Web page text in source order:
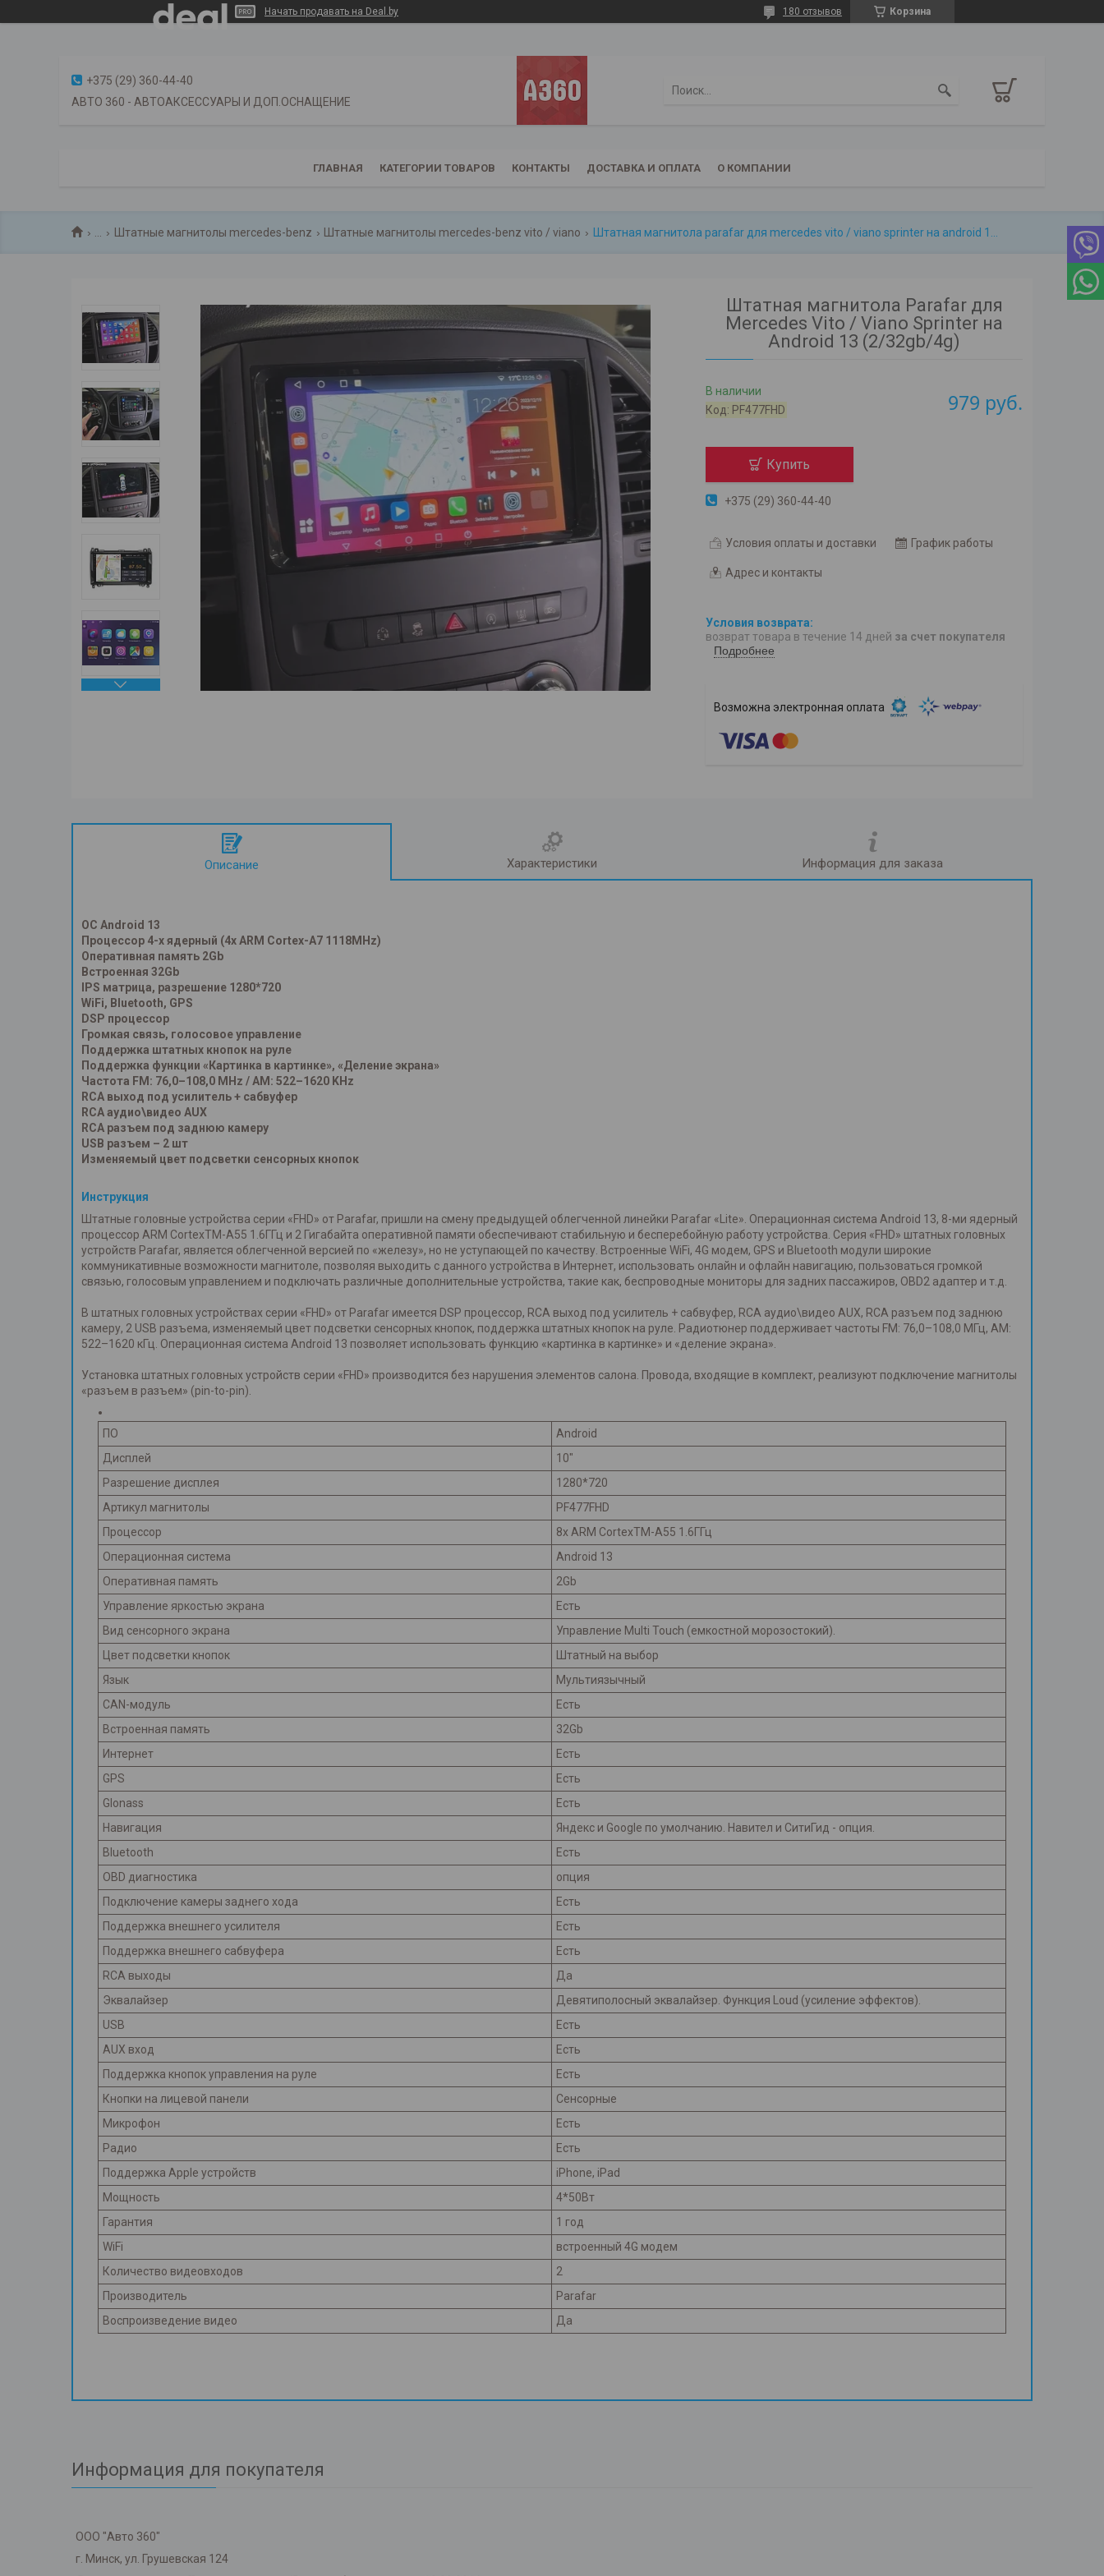
Начать продавать на Deal.by Корзина
180 отзывов
+375 (29) 360-44-40
АВТО 360 - АВТОАКСЕССУАРЫ И ДОП.ОСНАЩЕНИЕ
ГЛАВНАЯ КАТЕГОРИИ ТОВАРОВ КОНТАКТЫ ДОСТАВКА И ОПЛАТА О КОМПАНИИ
Штатные магнитолы mercedes-benz Штатные магнитолы mercedes-benz vito / viano
Штатная магнитола Parafar для
Mercedes Vito / Viano Sprinter на
Android 13 (2/32gb/4g)
В наличии
Код: PF477FHD 979 руб.
Купить
+375 (29) 360-44-40
Условия оплаты и доставки График работы
Адрес и контакты
возврат товара в течение 14 дней за счет покупателя
Подробнее
Описание Характеристики Информация для заказа
ОС Android 13
Процессор 4-x ядерный (4x ARM Cortex-A7 1118MHz)
Оперативная память 2Gb
Встроенная 32Gb
IPS матрица, разрешение 1280*720
WiFi, Bluetooth, GPS
DSP процессор
Громкая связь, голосовое управление
Поддержка штатных кнопок на руле
Поддержка функции «Картинка в картинке», «Деление экрана»
Частота FM: 76,0–108,0 MHz / AM: 522–1620 KHz
RCA выход под усилитель + сабвуфер
RCA аудио\видео AUX
RCA разъем под заднюю камеру
USB разъем – 2 шт
Изменяемый цвет подсветки сенсорных кнопок
Инструкция
Штатные головные устройства серии «FHD» от Parafar, пришли на смену предыдущей облегченной линейки Parafar «Lite». Операционная система Android 13, 8-ми ядерный
процессор ARM CortexTM-A55 1.6ГГц и 2 Гигабайта оперативной памяти обеспечивают стабильную и бесперебойную работу устройства. Серия «FHD» штатных головных
устройств Parafar, является облегченной версией по «железу», но не уступающей по качеству. Встроенные WiFi, 4G модем, GPS и Bluetooth модули широкие
коммуникативные возможности магнитоле, позволяя выходить с данного устройства в Интернет, использовать онлайн и офлайн навигацию, пользоваться громкой
связью, голосовым управлением и подключать различные дополнительные устройства, такие как, беспроводные мониторы для задних пассажиров, OBD2 адаптер и т.д.
В штатных головных устройствах серии «FHD» от Parafar имеется DSP процессор, RCA выход под усилитель + сабвуфер, RCA аудио\видео AUX, RCA разъем под заднюю
камеру, 2 USB разъема, изменяемый цвет подсветки сенсорных кнопок, поддержка штатных кнопок на руле. Радиотюнер поддерживает частоты FM: 76,0–108,0 МГц, AM:
522–1620 кГц. Операционная система Android 13 позволяет использовать функцию «картинка в картинке» и «деление экрана».
Установка штатных головных устройств серии «FHD» производится без нарушения элементов салона. Провода, входящие в комплект, реализуют подключение магнитолы
«разъем в разъем» (pin-to-pin).
ПО
Android
Дисплей
10"
Разрешение дисплея
1280*720
Артикул магнитолы
PF477FHD
Процессор
8х ARM CortexTM-A55 1.6ГГц
Операционная система
Android 13
Оперативная память
2Gb
Управление яркостью экрана
Есть
Вид сенсорного экрана
Управление Multi Touch (емкостной морозостокий).
Цвет подсветки кнопок
Штатный на выбор
Язык
Мультиязычный
CAN-модуль
Есть
Встроенная память
32Gb
Интернет
Есть
GPS
Есть
Glonass
Есть
Навигация
Яндекс и Googlе по умолчанию. Навител и СитиГид - опция.
Bluetooth
Есть
OBD диагностика
опция
Подключение камеры заднего хода
Есть
Поддержка внешнего усилителя
Есть
Поддержка внешнего сабвуфера
Есть
RCA выходы
Да
Эквалайзер
Девятиполосный эквалайзер. Функция Loud (усиление эффектов).
USB
Есть
AUX вход
Есть
Поддержка кнопок управления на руле
Есть
Кнопки на лицевой панели
Сенсорные
Микрофон
Есть
Радио
Есть
Поддержка Apple устройств
iPhone, iPad
Мощность
4*50Вт
Гарантия
1 год
WiFi
встроенный 4G модем
Количество видеовходов
2
Производитель
Parafar
Воспроизведение видео
Да
Информация для покупателя
ООО "Авто 360"
г. Минск, ул. Грушевская 124